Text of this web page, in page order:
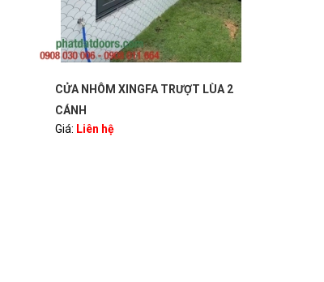
CỬA NHÔM XINGFA TRƯỢT LÙA 2
CÁNH
Giá: Liên hệ